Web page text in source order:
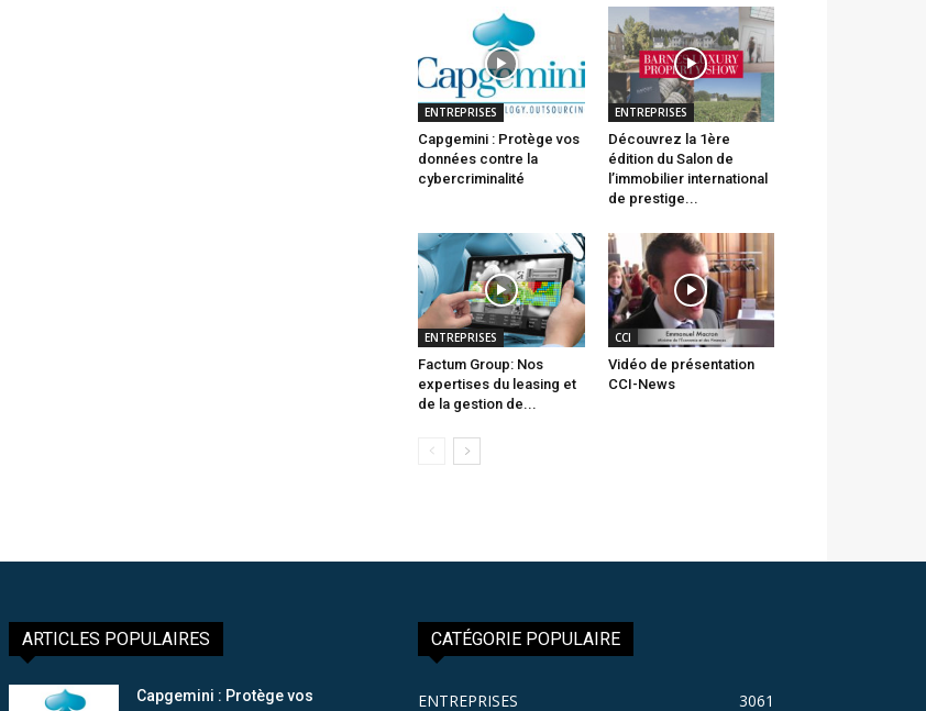
ENTREPRISES
Capgemini : Protège vos
données contre la
cybercriminalité
ENTREPRISES
Découvrez la 1ère
édition du Salon de
l’immobilier international
de prestige...
ENTREPRISES
Factum Group: Nos
expertises du leasing et
de la gestion de...
CCI
Vidéo de présentation
CCI-News
ARTICLES POPULAIRES
Capgemini : Protège vos
CATÉGORIE POPULAIRE
ENTREPRISES 3061